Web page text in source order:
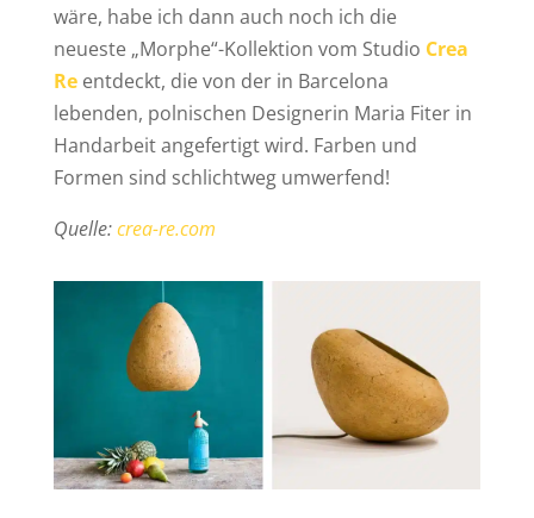
wäre, habe ich dann auch noch ich die
neueste „Morphe“-Kollektion vom Studio Crea
Reentdeckt, die von der in Barcelona
lebenden, polnischen Designerin Maria Fiter in
Handarbeit angefertigt wird. Farben und
Formen sind schlichtweg umwerfend!
Quelle:crea-re.com